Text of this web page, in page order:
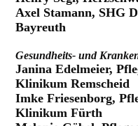
Axel Stamann, SHG
Bayreuth
Gesundheits- und
Janina Edelmeier,
Klinikum Remscheid
Imke Friesenborg,
Klinikum Fürth